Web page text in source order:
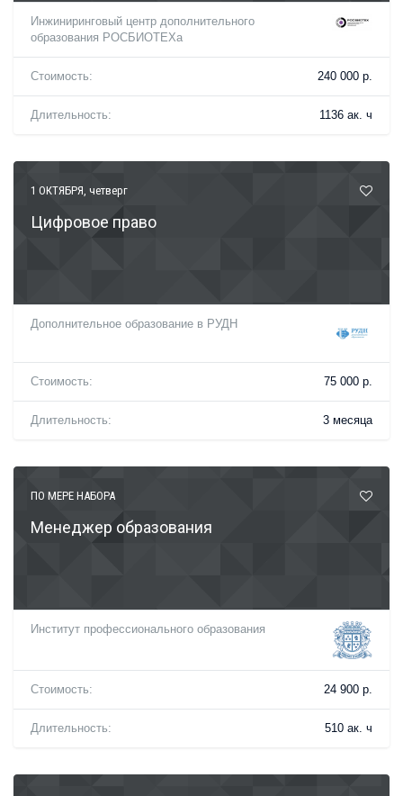
Инжиниринговый центр дополнительного
образования РОСБИОТЕХа
Стоимость: 240 000 р.
Длительность: 1136 ак. ч
1 ОКТЯБРЯ, четверг
Цифровое право
Дополнительное образование в РУДН
Стоимость: 75 000 р.
Длительность: 3 месяца
ПО МЕРЕ НАБОРА
Менеджер образования
Институт профессионального образования
Стоимость: 24 900 р.
Длительность: 510 ак. ч